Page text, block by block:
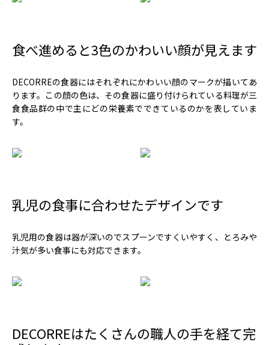
食べ進めると3色のかわいい顔が見えます
DECORREの食器にはそれぞれにかわいい顔のマークが描いてあ
ります。この顔の色は、その食器に盛り付けられている料理が三
食食品群の中で主にどの栄養素でできているのかを表していま
す。
乳児の食事に合わせたデザインです
乳児用の食器は器が深いのでスプーンですくいやすく、とろみや
汁気が多い食事にも対応できます。
DECORREはたくさんの職人の手を経て完